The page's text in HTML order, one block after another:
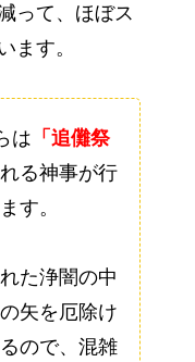
って、ほぼス
ます。
は 「追儺祭
る神事が行
す。
た浄闇の中
矢を厄除け
ので、混雑